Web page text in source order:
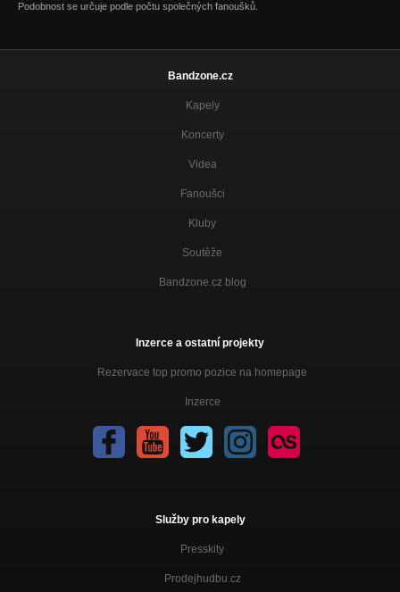
Podobnost se určuje podle počtu společných fanoušků.
Bandzone.cz
Kapely
Koncerty
Videa
Fanoušci
Kluby
Soutěže
Bandzone.cz blog
Inzerce a ostatní projekty
Rezervace top promo pozice na homepage
Inzerce
Služby pro kapely
Presskity
Prodejhudbu.cz